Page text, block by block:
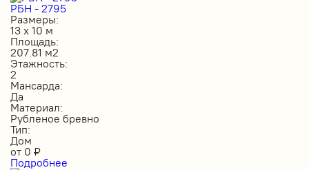
РБН - 2795
Размеры:
13 х 10 м
Площадь:
207.81 м2
Этажность:
2
Мансарда:
Да
Материал:
Рубленое бревно
Тип:
Дом
от 0 ₽
Подробнее